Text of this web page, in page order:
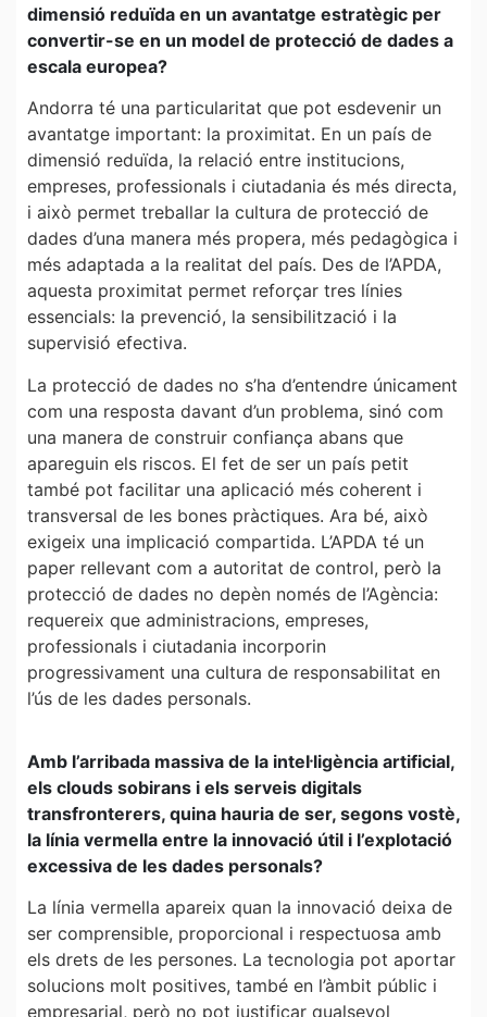
dimensió reduïda en un avantatge estratègic per
convertir-se en un model de protecció de dades a
escala europea?
Andorra té una particularitat que pot esdevenir un
avantatge important: la proximitat. En un país de
dimensió reduïda, la relació entre institucions,
empreses, professionals i ciutadania és més directa,
i això permet treballar la cultura de protecció de
dades d’una manera més propera, més pedagògica i
més adaptada a la realitat del país. Des de l’APDA,
aquesta proximitat permet reforçar tres línies
essencials: la prevenció, la sensibilització i la
supervisió efectiva.
La protecció de dades no s’ha d’entendre únicament
com una resposta davant d’un problema, sinó com
una manera de construir confiança abans que
apareguin els riscos. El fet de ser un país petit
també pot facilitar una aplicació més coherent i
transversal de les bones pràctiques. Ara bé, això
exigeix una implicació compartida. L’APDA té un
paper rellevant com a autoritat de control, però la
protecció de dades no depèn només de l’Agència:
requereix que administracions, empreses,
professionals i ciutadania incorporin
progressivament una cultura de responsabilitat en
l’ús de les dades personals.
Amb l’arribada massiva de la intel·ligència artificial,
els clouds sobirans i els serveis digitals
transfronterers, quina hauria de ser, segons vostè,
la línia vermella entre la innovació útil i l’explotació
excessiva de les dades personals?
La línia vermella apareix quan la innovació deixa de
ser comprensible, proporcional i respectuosa amb
els drets de les persones. La tecnologia pot aportar
solucions molt positives, també en l’àmbit públic i
empresarial, però no pot justificar qualsevol